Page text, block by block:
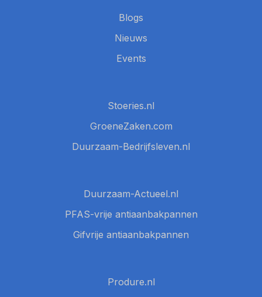
Blogs
Nieuws
Events
Stoeries.nl
GroeneZaken.com
Duurzaam-Bedrijfsleven.nl
Duurzaam-Actueel.nl
PFAS-vrije antiaanbakpannen
Gifvrije antiaanbakpannen
Produre.nl